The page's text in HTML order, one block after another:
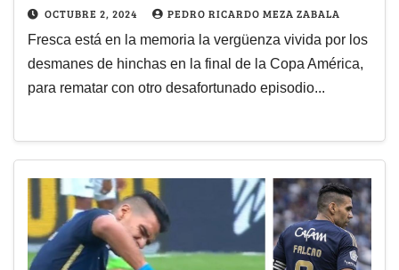
OCTUBRE 2, 2024 PEDRO RICARDO MEZA ZABALA
Fresca está en la memoria la vergüenza vivida por los
desmanes de hinchas en la final de la Copa América,
para rematar con otro desafortunado episodio...